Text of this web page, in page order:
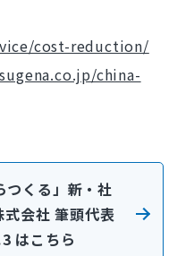
cost-reduction/
china-
つくる」新・社
会社 筆頭代表
はこちら